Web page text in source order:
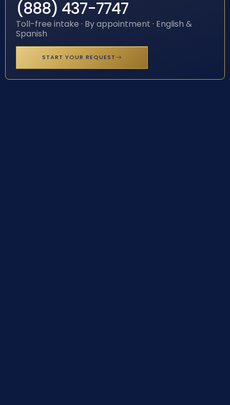
(888) 437-7747
Toll-free intake · By appointment · English &
Spanish
START YOUR REQUEST